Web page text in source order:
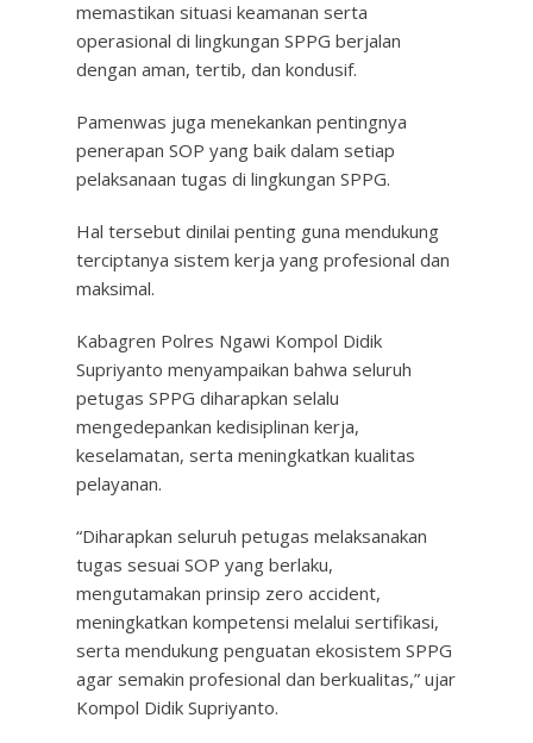
memastikan situasi keamanan serta
operasional di lingkungan SPPG berjalan
dengan aman, tertib, dan kondusif.
Pamenwas juga menekankan pentingnya
penerapan SOP yang baik dalam setiap
pelaksanaan tugas di lingkungan SPPG.
Hal tersebut dinilai penting guna mendukung
terciptanya sistem kerja yang profesional dan
maksimal.
Kabagren Polres Ngawi Kompol Didik
Supriyanto menyampaikan bahwa seluruh
petugas SPPG diharapkan selalu
mengedepankan kedisiplinan kerja,
keselamatan, serta meningkatkan kualitas
pelayanan.
“Diharapkan seluruh petugas melaksanakan
tugas sesuai SOP yang berlaku,
mengutamakan prinsip zero accident,
meningkatkan kompetensi melalui sertifikasi,
serta mendukung penguatan ekosistem SPPG
agar semakin profesional dan berkualitas,” ujar
Kompol Didik Supriyanto.